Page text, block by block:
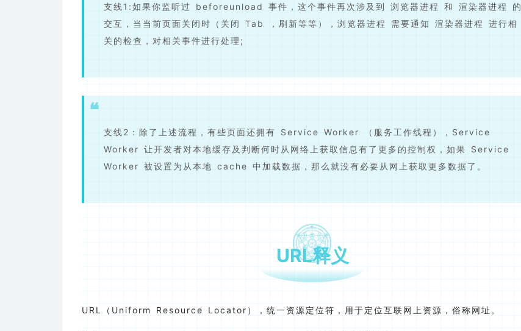
支线1:如果你监听过 beforeunload 事件，这个事件再次涉及到 浏览器进程 和 渲染器进程 的
交互，当当前页面关闭时（关闭 Tab ，刷新等等），浏览器进程 需要通知 渲染器进程 进行相
关的检查，对相关事件进行处理;
支线2：除了上述流程，有些页面还拥有 Service Worker （服务工作线程），Service
Worker 让开发者对本地缓存及判断何时从网络上获取信息有了更多的控制权，如果 Service
Worker 被设置为从本地 cache 中加载数据，那么就没有必要从网上获取更多数据了。
URL释义
URL（Uniform Resource Locator），统一资源定位符，用于定位互联网上资源，俗称网址。